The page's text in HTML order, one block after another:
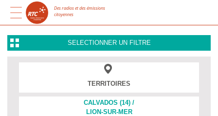
Des radios et des émissions
citoyennes
SELECTIONNER UN FILTRE
TERRITOIRES
CALVADOS (14) /
LION-SUR-MER